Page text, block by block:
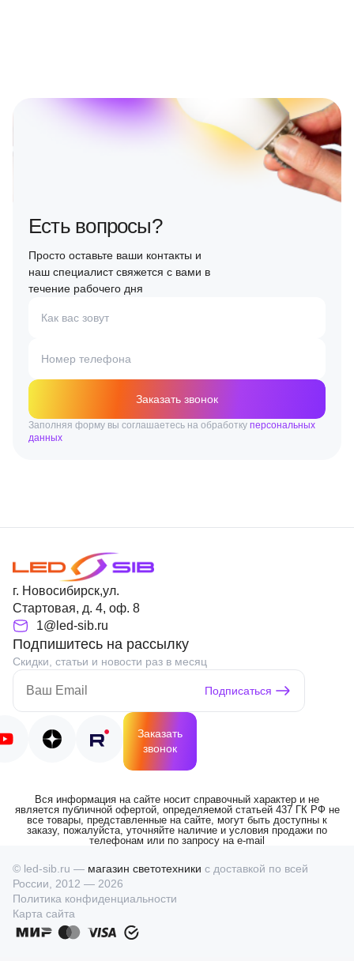
Есть вопросы?
Просто оставьте ваши контакты и
наш специалист свяжется с вами в
течение рабочего дня
Как вас зовут
Номер телефона
Заказать звонок
Заполняя форму вы соглашаетесь на обработку персональных
данных
г. Новосибирск,ул.
Стартовая, д. 4, оф. 8
1@led-sib.ru
Подпишитесь на рассылку
Скидки, статьи и новости раз в месяц
Подписаться
Заказать
звонок
Вся информация на сайте носит справочный характер и не
является публичной офертой, определяемой статьей 437 ГК РФ не
все товары, представленные на сайте, могут быть доступны к
заказу, пожалуйста, уточняйте наличие и условия продажи по
телефонам или по запросу на e-mail
© led-sib.ru — магазин светотехники с доставкой по всей
России, 2012 — 2026
Политика конфиденциальности
Карта сайта